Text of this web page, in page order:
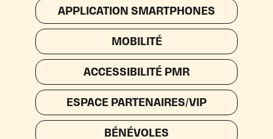
APPLICATION SMARTPHONES
MOBILITÉ
ACCESSIBILITÉ PMR
ESPACE PARTENAIRES/VIP
BÉNÉVOLES